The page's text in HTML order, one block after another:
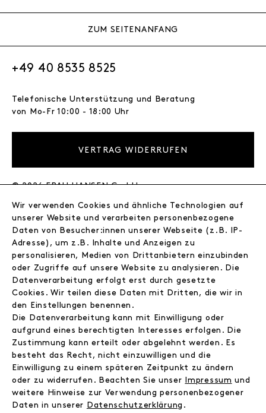
ZUM SEITENANFANG
+49 40 8535 8525
Telefonische Unterstützung und Beratung
von Mo-Fr 10:00 - 18:00 Uhr
VERTRAG WIDERRUFEN
© 2026 FRAU HANSEN GmbH
Store
Journal
Wir
Jobs
Instagram
Facebook
Kontakt
FAQ
Zahlungsinformationen
Versand
Wir verwenden Cookies und ähnliche Technologien auf
unserer Website und verarbeiten personenbezogene
Daten von Besucher:innen unserer Webseite (z.B. IP-
Adresse), um z.B. Inhalte und Anzeigen zu
personalisieren, Medien von Drittanbietern einzubinden
oder Zugriffe auf unsere Website zu analysieren. Die
Datenverarbeitung erfolgt erst durch gesetzte
Cookies. Wir teilen diese Daten mit Dritten, die wir in
den Einstellungen benennen.
Die Datenverarbeitung kann mit Einwilligung oder
aufgrund eines berechtigten Interesses erfolgen. Die
Zustimmung kann erteilt oder abgelehnt werden. Es
besteht das Recht, nicht einzuwilligen und die
Einwilligung zu einem späteren Zeitpunkt zu ändern
oder zu widerrufen. Beachten Sie unser
Impressum und
weitere Hinweise zur Verwendung personenbezogener
Daten in unserer
Daten­schutz­erklärung .